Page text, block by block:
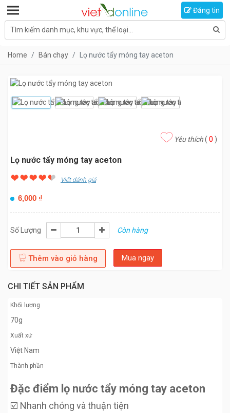
Toggle navigation
Tìm kiếm danh mục, khu vực, thể loại...
Đăng tin
Home Bán chạy Lọ nước tẩy móng tay aceton
Yêu thích( 0 )
Lọ nước tẩy móng tay aceton
Viết đánh giá
6,000 ₫
Số Lượng Còn hàng
Thêm vào giỏ hàng Mua ngay
CHI TIẾT SẢN PHẨM
Khối lượng
70g
Xuất xứ
Việt Nam
Thành phần
Đặc điểm lọ nước tẩy móng tay aceton
☑️ Nhanh chóng và thuận tiện